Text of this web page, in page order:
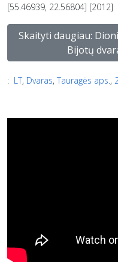
[55.46939, 22.56804] [2012]
Skaityti daugiau:
Bijotų
: LT, Dvaras, Tauragės aps. ,